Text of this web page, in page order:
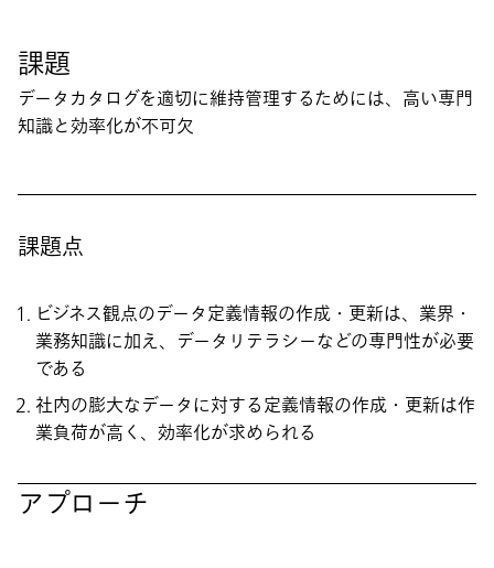
課題
データカタログを適切に維持管理するためには、高い専門
知識と効率化が不可欠
課題点
ビジネス観点のデータ定義情報の作成・更新は、業界・
業務知識に加え、データリテラシーなどの専門性が必要
である
社内の膨大なデータに対する定義情報の作成・更新は作
業負荷が高く、効率化が求められる
アプローチ